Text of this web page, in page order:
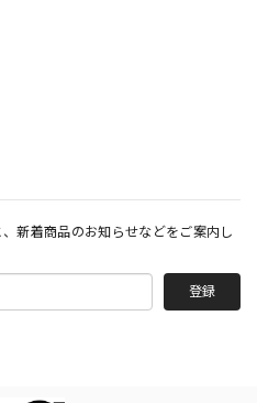
新着商品のお知らせなどをご案内し
登録